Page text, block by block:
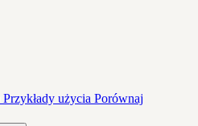
Przykłady użycia Porównaj